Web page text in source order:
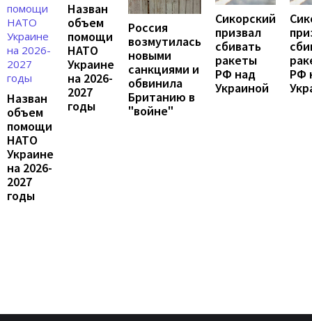
Назван
объем
помощи
НАТО
Украине
на 2026-
2027
годы
Назван
объем
помощи
НАТО
Украине
на 2026-
2027
годы
Россия
возмутилась
новыми
санкциями и
обвинила
Британию в
"войне"
Сикорский
призвал
сбивать
ракеты
РФ над
Украиной
РФ